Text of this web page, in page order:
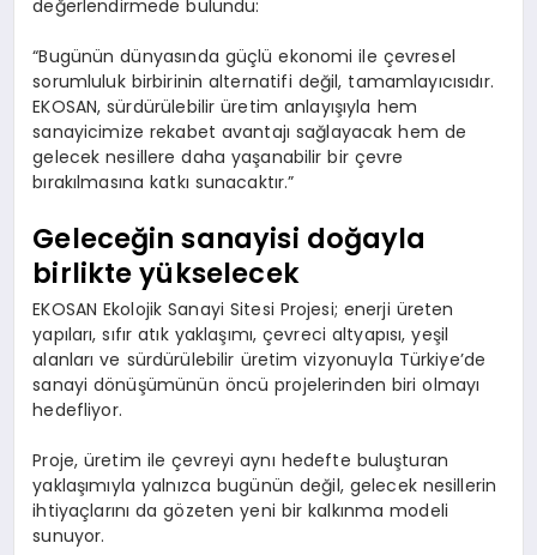
değerlendirmede bulundu:
“Bugünün dünyasında güçlü ekonomi ile çevresel
sorumluluk birbirinin alternatifi değil, tamamlayıcısıdır.
EKOSAN, sürdürülebilir üretim anlayışıyla hem
sanayicimize rekabet avantajı sağlayacak hem de
gelecek nesillere daha yaşanabilir bir çevre
bırakılmasına katkı sunacaktır.”
Geleceğin sanayisi doğayla
birlikte yükselecek
EKOSAN Ekolojik Sanayi Sitesi Projesi; enerji üreten
yapıları, sıfır atık yaklaşımı, çevreci altyapısı, yeşil
alanları ve sürdürülebilir üretim vizyonuyla Türkiye’de
sanayi dönüşümünün öncü projelerinden biri olmayı
hedefliyor.
Proje, üretim ile çevreyi aynı hedefte buluşturan
yaklaşımıyla yalnızca bugünün değil, gelecek nesillerin
ihtiyaçlarını da gözeten yeni bir kalkınma modeli
sunuyor.